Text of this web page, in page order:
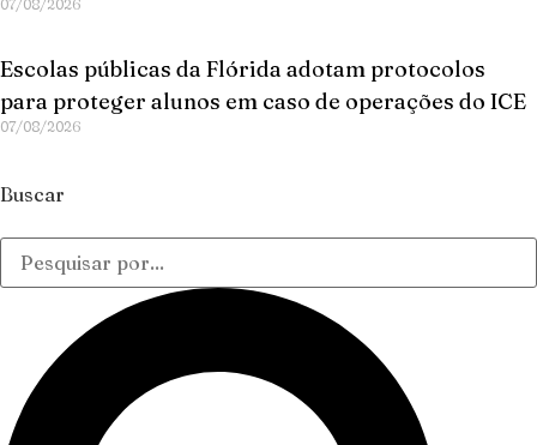
07/08/2026
Escolas públicas da Flórida adotam protocolos
para proteger alunos em caso de operações do ICE
07/08/2026
Buscar